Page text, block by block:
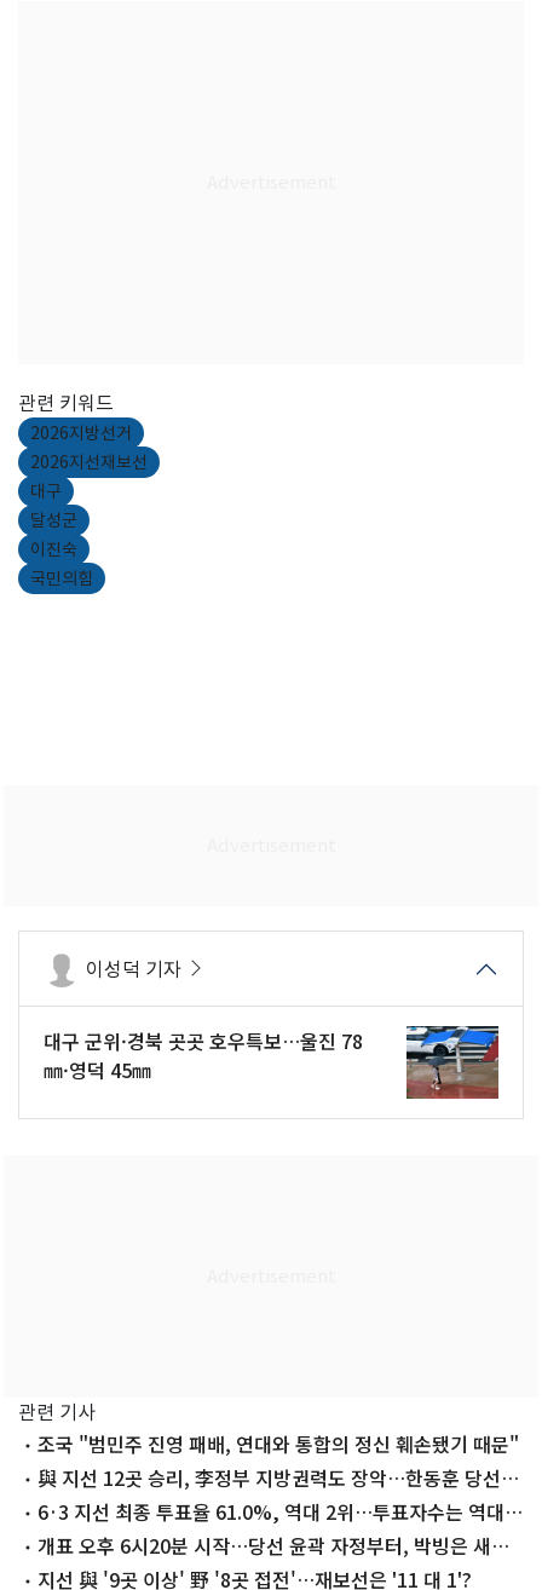
관련 키워드
2026지방선거
2026지선재보선
대구
달성군
이진숙
국민의힘
이성덕 기자
대구 군위·경북 곳곳 호우특보…울진 78
㎜·영덕 45㎜
관련 기사
조국 "범민주 진영 패배, 연대와 통합의 정신 훼손됐기 때문"
與 지선 12곳 승리, 李정부 지방권력도 장악…한동훈 당선,
조국 낙선
6·3 지선 최종 투표율 61.0%, 역대 2위…투표자수는 역대
최다(종합3보)
개표 오후 6시20분 시작…당선 윤곽 자정부터, 박빙은 새벽
3~4시
지선 與 '9곳 이상' 野 '8곳 접전'…재보선은 '11 대 1'?